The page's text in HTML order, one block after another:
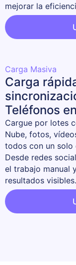
mejorar la
Carga Masiva
Carga
Teléfonos
Cargue por lotes
Nube, fotos,
todos con un solo
Desde redes
el trabajo manual
resultados visibles.